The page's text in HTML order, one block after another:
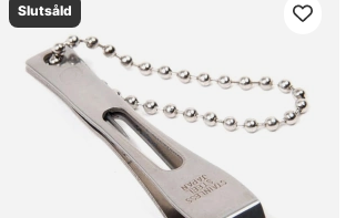
Slutsåld